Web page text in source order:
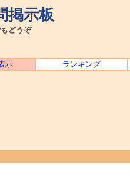
掲示板
どうぞ
示 ランキング